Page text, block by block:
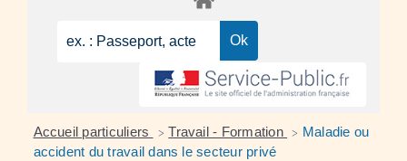
Accueil particuliers > Travail - Formation > Maladie ou
accident du travail dans le secteur privé